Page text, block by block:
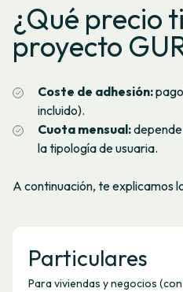
¿Qué precio
proyecto
Coste de adhesión:
incluido).
Cuota mensual:
la tipología de usuaria.
A continuación, te explicamos
Particulares
Para viviendas y negocios